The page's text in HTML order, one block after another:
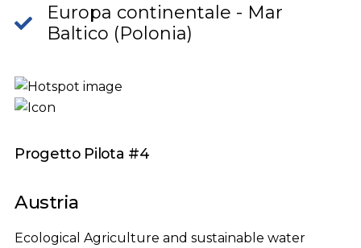
Europa continentale - Mar
Baltico (Polonia)
Progetto Pilota #4
Austria
Ecological Agriculture and sustainable water